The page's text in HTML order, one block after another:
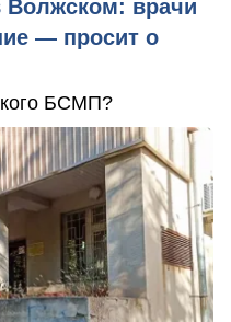
врачи
— просит о
БСМП?